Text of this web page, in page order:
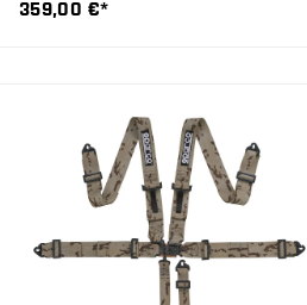
359,00 €*